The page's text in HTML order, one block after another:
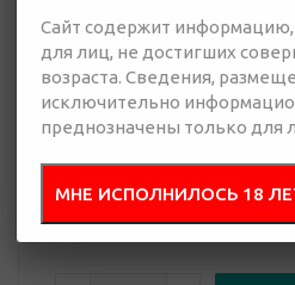
4 556 руб.
Много
запрос
Сайт содержит
для лиц, не достигших
возраста. Сведения,
исключительно
преднозначены только для
МНЕ ИСПОЛНИЛОСЬ 18